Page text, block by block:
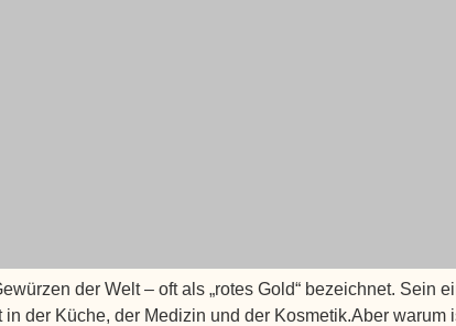
der Welt – oft als „rotes Gold“ bezeichnet. Sein
der Küche, der Medizin und der Kosmetik.Aber